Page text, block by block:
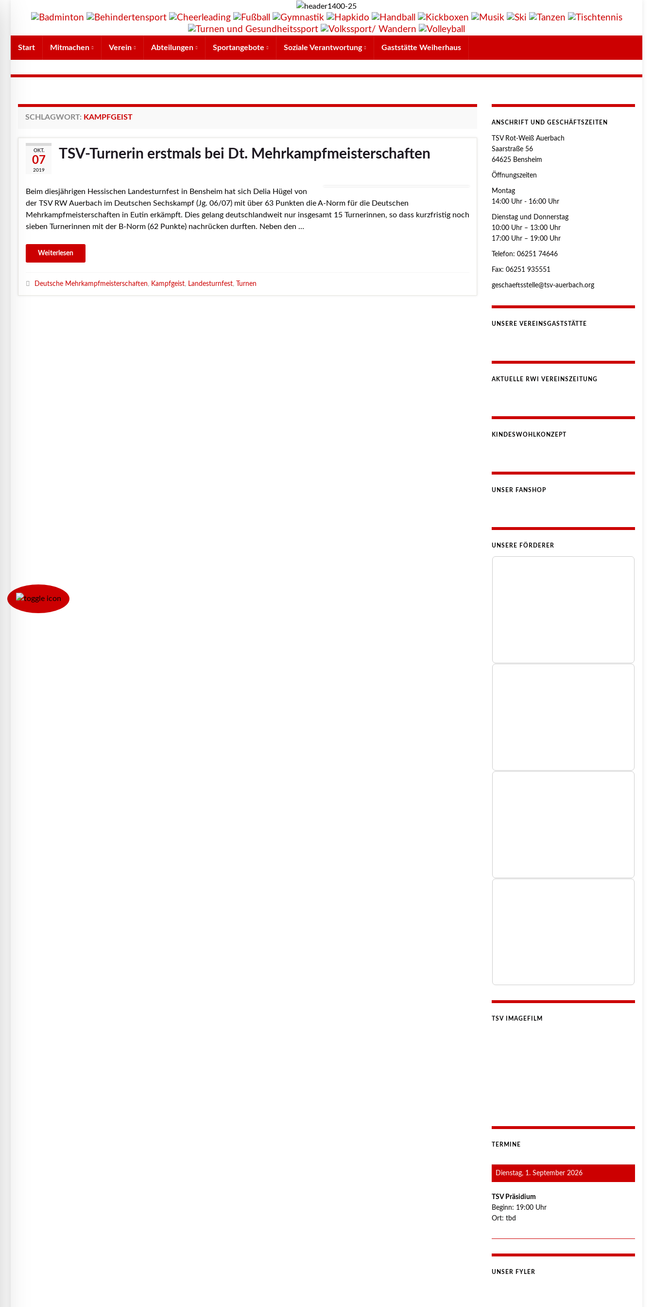
Start Mitmachen Verein Abteilungen Sportangebote Soziale Verantwortung Gaststätte Weiherhaus
SCHLAGWORT: KAMPFGEIST
OKT.
07
2019
TSV-Turnerin erstmals bei Dt. Mehrkampfmeisterschaften
Beim diesjährigen Hessischen Landesturnfest in Bensheim hat sich Delia Hügel von
der TSV RW Auerbach im Deutschen Sechskampf (Jg. 06/07) mit über 63 Punkten die A-Norm für die Deutschen
Mehrkampfmeisterschaften in Eutin erkämpft. Dies gelang deutschlandweit nur insgesamt 15 Turnerinnen, so dass kurzfristig noch
sieben Turnerinnen mit der B-Norm (62 Punkte) nachrücken durften. Neben den …
Deutsche Mehrkampfmeisterschaften, Kampfgeist, Landesturnfest, Turnen
ANSCHRIFT UND GESCHÄFTSZEITEN
TSV Rot-Weiß Auerbach
Saarstraße 56
64625 Bensheim
Öffnungszeiten
Montag
14:00 Uhr - 16:00 Uhr
Dienstag und Donnerstag
10:00 Uhr – 13:00 Uhr
17:00 Uhr – 19:00 Uhr
Telefon: 06251 74646
Fax: 06251 935551
geschaeftsstelle@tsv-auerbach.org
UNSERE VEREINSGASTSTÄTTE
AKTUELLE RWI VEREINSZEITUNG
KINDESWOHLKONZEPT
UNSER FANSHOP
UNSERE FÖRDERER
TSV IMAGEFILM
TERMINE
Dienstag, 1. September 2026
TSV Präsidium
Beginn: 19:00 Uhr
Ort: tbd
UNSER FYLER